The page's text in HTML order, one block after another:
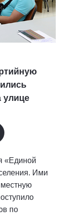
улице
«Единой
Ими
по